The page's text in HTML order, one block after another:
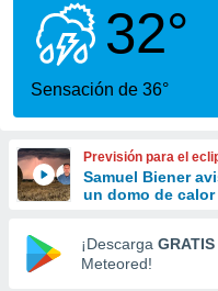
se
calidad.
a este
las
y
forma
digital
basada
32°
Sensación de 36°
Previsión para el
Samuel Biener
un domo de calor
¡Descarga GRATIS
Meteored!